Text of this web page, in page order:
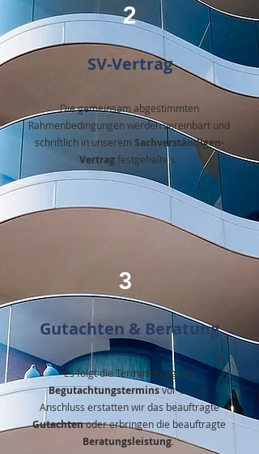
2
SV-Vertrag
Die gemeinsam abgestimmten
Rahmenbedingungen werden vereinbart und
schriftlich in unserem Sachverständigen-
Vertragfestgehalten.
3
Gutachten & Beratung
Es folgt die Terminierung des
Begutachtungsterminsvor Ort. Im
Anschluss erstatten wir das beauftragte
Gutachtenoder erbringen die beauftragte
Beratungsleistung.